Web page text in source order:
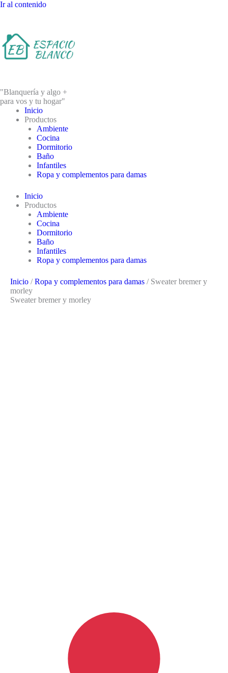
Ir al contenido
"Blanquería y algo +
para vos y tu hogar"
Inicio
Productos
Ambiente
Cocina
Dormitorio
Baño
Infantiles
Ropa y complementos para damas
Inicio
Productos
Ambiente
Cocina
Dormitorio
Baño
Infantiles
Ropa y complementos para damas
Inicio /Ropa y complementos para damas / Sweater bremer y
morley
Sweater bremer y morley